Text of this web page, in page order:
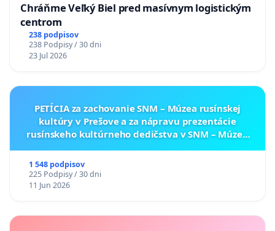
Chráňme Veľký Biel pred masívnym logistickým
centrom
238 podpisov
238 Podpisy / 30 dni
23 Jul 2026
PETÍCIA za zachovanie SNM – Múzea rusínskej
kultúry v Prešove a za nápravu prezentácie
rusínskeho kultúrneho dedičstva v SNM – Múzeu
1 548 podpisov
225 Podpisy / 30 dni
11 Jun 2026